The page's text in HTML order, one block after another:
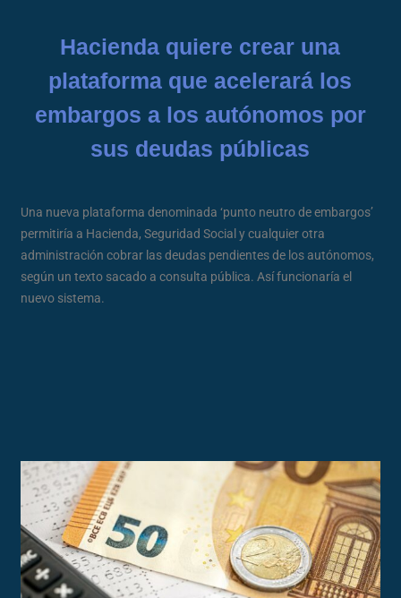
Hacienda quiere crear una
plataforma que acelerará los
embargos a los autónomos por
sus deudas públicas
Una nueva plataforma denominada ‘punto neutro de embargos’
permitiría a Hacienda, Seguridad Social y cualquier otra
administración cobrar las deudas pendientes de los autónomos,
según un texto sacado a consulta pública. Así funcionaría el
nuevo sistema.